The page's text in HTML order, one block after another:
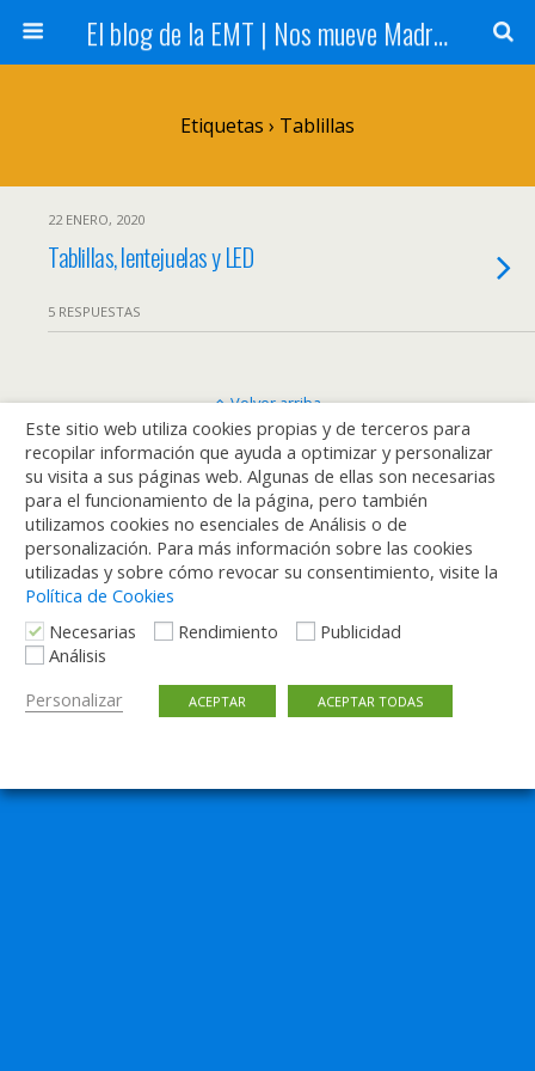
El blog de la EMT | Nos mueve Madrid
Etiquetas › Tablillas
22 ENERO, 2020
Tablillas, lentejuelas y LED
5 RESPUESTAS
Volver arriba
Móvil Escritorio
Este sitio web utiliza cookies propias y de terceros para
recopilar información que ayuda a optimizar y personalizar
su visita a sus páginas web. Algunas de ellas son necesarias
para el funcionamiento de la página, pero también
utilizamos cookies no esenciales de Análisis o de
personalización. Para más información sobre las cookies
utilizadas y sobre cómo revocar su consentimiento, visite la
Política de Cookies
Necesarias
Rendimiento
Publicidad
Análisis
Personalizar
ACEPTAR ACEPTAR TODAS